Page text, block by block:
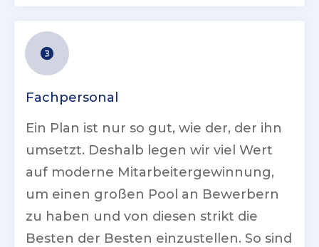
Fachpersonal
Ein Plan ist nur so gut, wie der, der ihn
umsetzt. Deshalb legen wir viel Wert
auf moderne Mitarbeitergewinnung,
um einen großen Pool an Bewerbern
zu haben und von diesen strikt die
Besten der Besten einzustellen. So sind